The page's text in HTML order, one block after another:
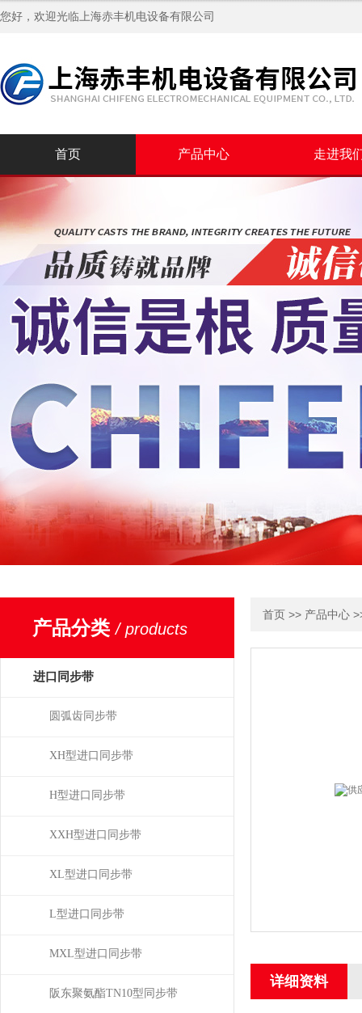
您好，欢迎光临上海赤丰机电设备有限公司
首页 产品中心 走进我
产品分类/ products
进口同步带
圆弧齿同步带
XH型进口同步带
H型进口同步带
XXH型进口同步带
XL型进口同步带
L型进口同步带
MXL型进口同步带
阪东聚氨酯TN10型同步带
首页 >> 产品中心
详细资料